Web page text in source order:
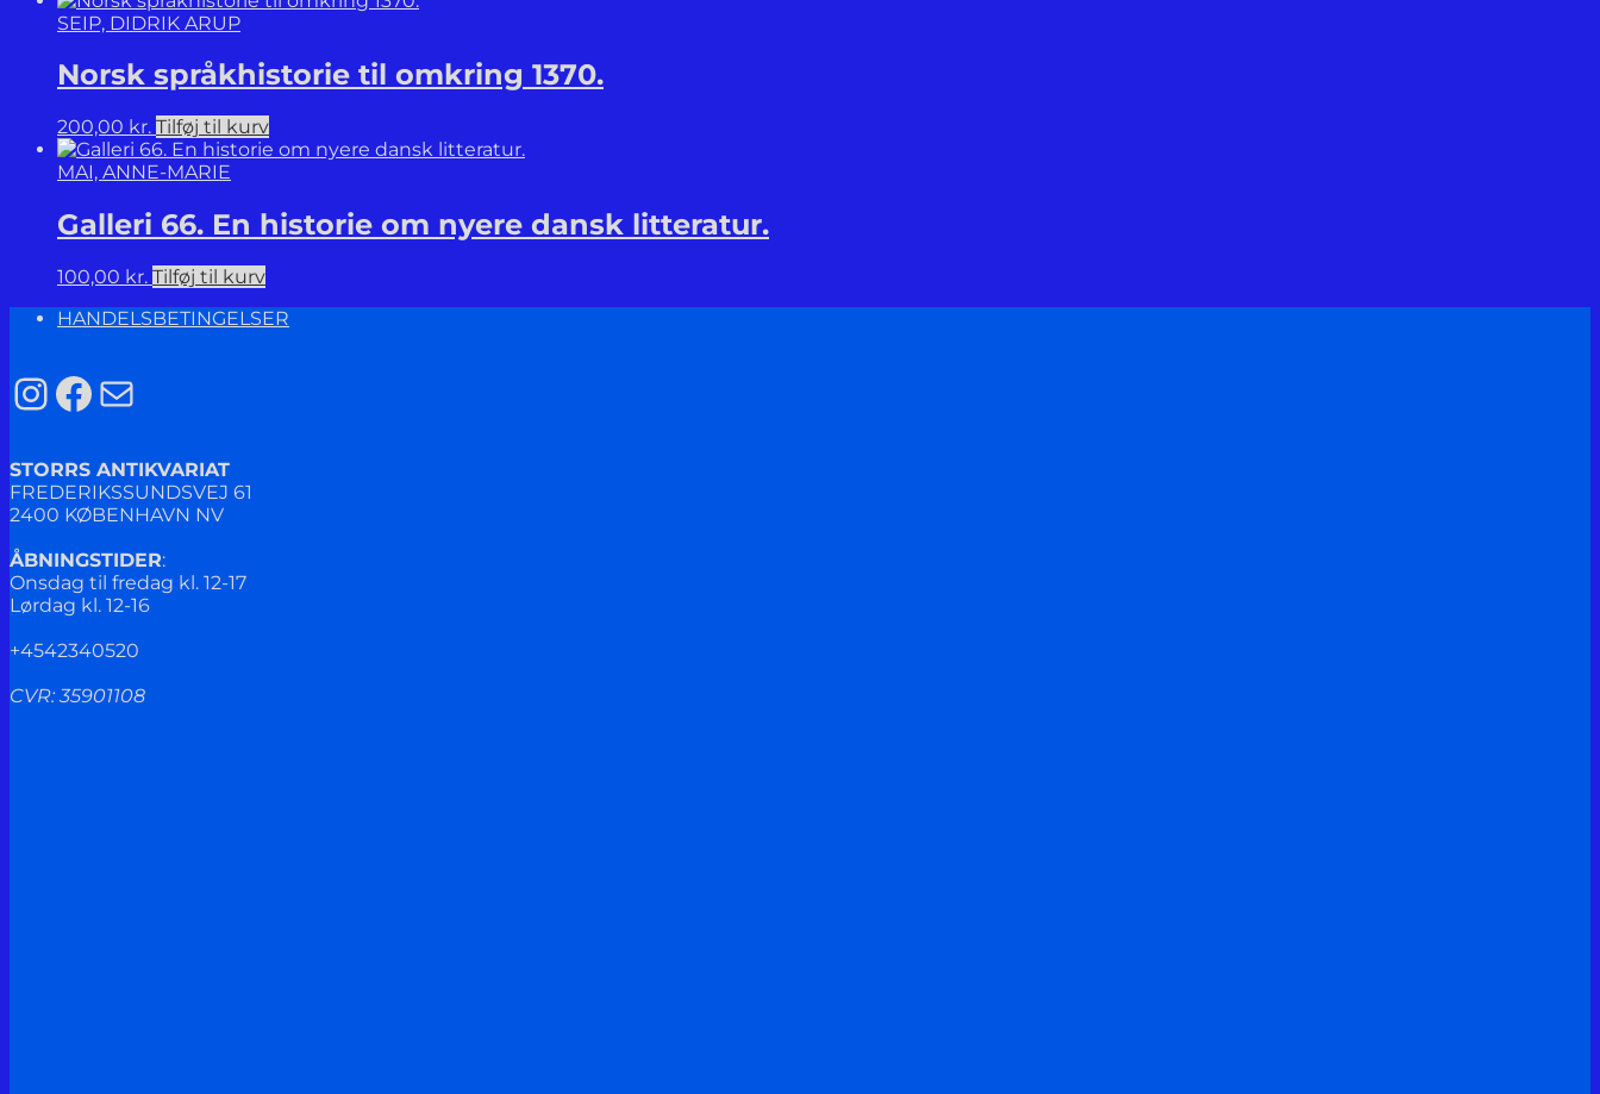
SEIP, DIDRIK ARUP
Norsk språkhistorie til omkring 1370.
200,00 kr. Tilføj til kurv
MAI, ANNE-MARIE
Galleri 66. En historie om nyere dansk litteratur.
100,00 kr. Tilføj til kurv
HANDELSBETINGELSER
Instagram
Facebook
Mail
STORRS ANTIKVARIAT
FREDERIKSSUNDSVEJ 61
2400 KØBENHAVN NV
ÅBNINGSTIDER:
Onsdag til fredag kl. 12-17
Lørdag kl. 12-16
+4542340520
CVR: 35901108